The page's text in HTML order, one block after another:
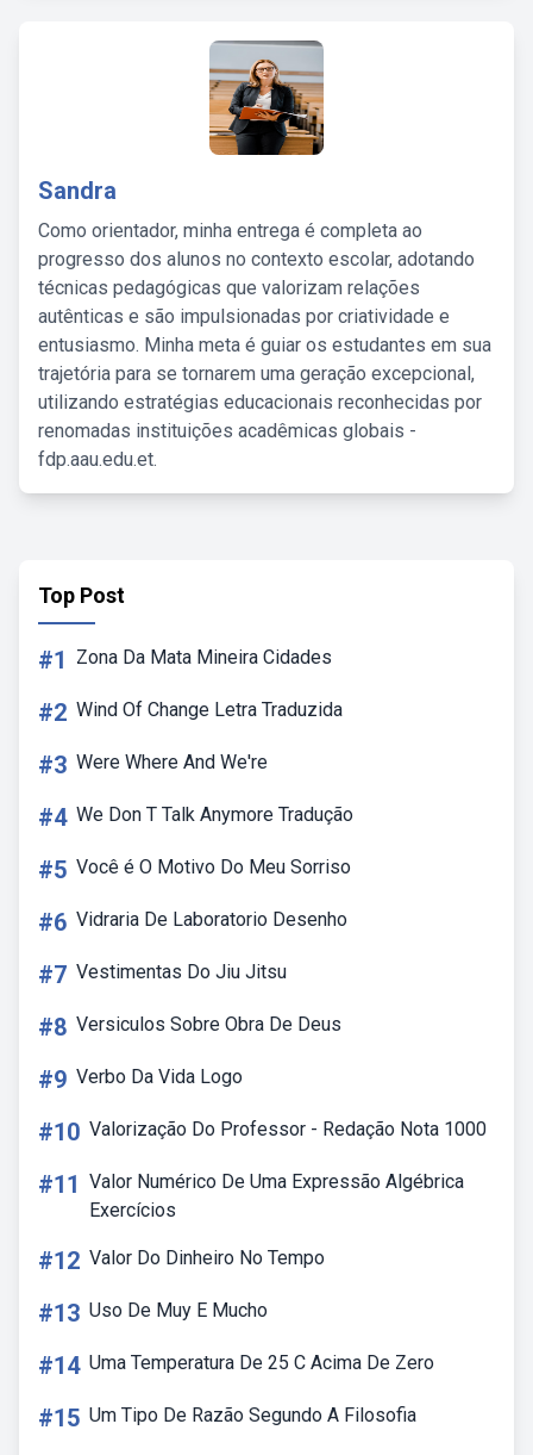
Sandra
Como orientador, minha entrega é completa ao
progresso dos alunos no contexto escolar, adotando
técnicas pedagógicas que valorizam relações
autênticas e são impulsionadas por criatividade e
entusiasmo. Minha meta é guiar os estudantes em sua
trajetória para se tornarem uma geração excepcional,
utilizando estratégias educacionais reconhecidas por
renomadas instituições acadêmicas globais -
fdp.aau.edu.et.
Top Post
#1 Zona Da Mata Mineira Cidades
#2 Wind Of Change Letra Traduzida
#3 Were Where And We're
#4 We Don T Talk Anymore Tradução
#5 Você é O Motivo Do Meu Sorriso
#6 Vidraria De Laboratorio Desenho
#7 Vestimentas Do Jiu Jitsu
#8 Versiculos Sobre Obra De Deus
#9 Verbo Da Vida Logo
#10 Valorização Do Professor - Redação Nota 1000
#11 Valor Numérico De Uma Expressão Algébrica
Exercícios
#12 Valor Do Dinheiro No Tempo
#13 Uso De Muy E Mucho
#14 Uma Temperatura De 25 C Acima De Zero
#15 Um Tipo De Razão Segundo A Filosofia